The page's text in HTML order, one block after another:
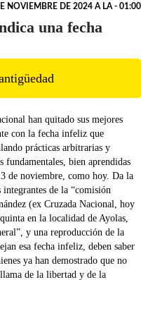
NOVIEMBRE DE 2024 A LA - 01:00
una fecha
han quitado sus mejores
con la fecha infeliz que
prácticas arbitrarias y
fundamentales, bien aprendidas
de noviembre, como hoy. Da la
de la “comisión
(ex Cruzada Nacional, hoy
en la localidad de Ayolas,
y una reproducción de la
esa fecha infeliz, deben saber
ya han demostrado que no
de la libertad y de la